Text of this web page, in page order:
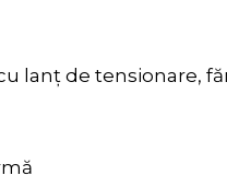
lanț de tensionare,